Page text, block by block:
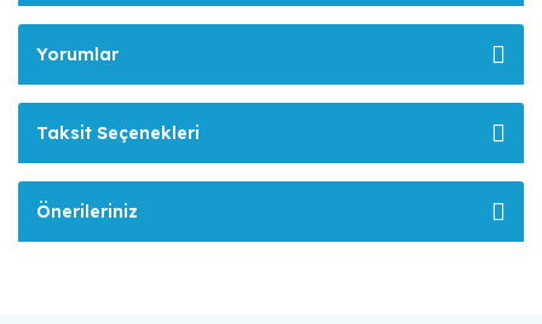
Yorumlar
Taksit Seçenekleri
Önerileriniz